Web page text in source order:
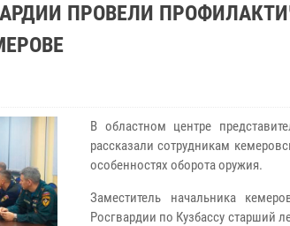
ПРОВЕЛИ
В областном центре
рассказали сотрудникам
особенностях оборота оружия.
Заместитель начальника
Росгвардии по Кузбассу старший